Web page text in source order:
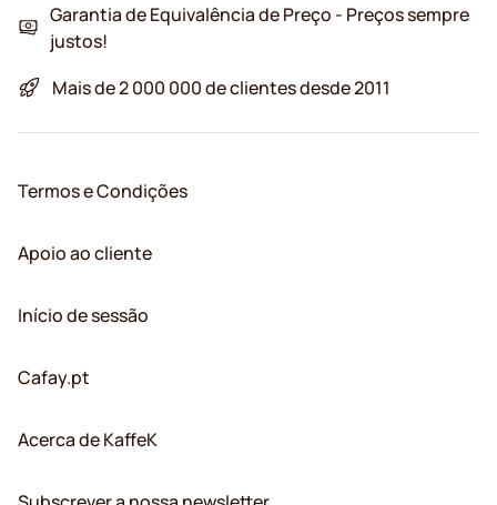
Garantia de Equivalência de Preço - Preços sempre
justos!
Mais de 2 000 000 de clientes desde 2011
Termos e Condições
Apoio ao cliente
Início de sessão
Cafay.pt
Acerca de KaffeK